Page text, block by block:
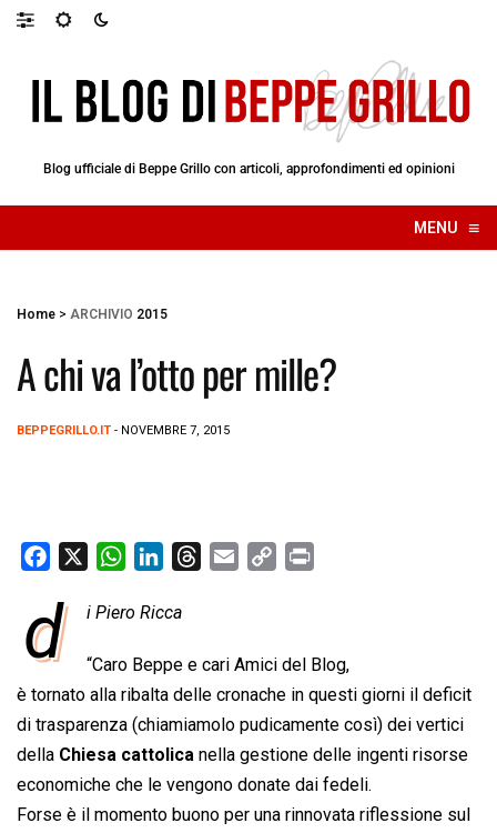
Blog ufficiale di Beppe Grillo con articoli, approfondimenti ed opinioni
MENU ≡
☰
Home > ARCHIVIO 2015
A chi va l’otto per mille?
BEPPEGRILLO.IT - NOVEMBRE 7, 2015
c
e
o
o
k
W
a
s
A
p
p
n
e
d
I
n
a
d
s
l
L
i
n
k
t
d i Piero Ricca
“Caro Beppe e cari Amici del Blog,
è tornato alla ribalta delle cronache in questi giorni il deficit
di trasparenza (chiamiamolo pudicamente così) dei vertici
della Chiesa cattolica nella gestione delle ingenti risorse
economiche che le vengono donate dai fedeli.
Forse è il momento buono per una rinnovata riflessione sul